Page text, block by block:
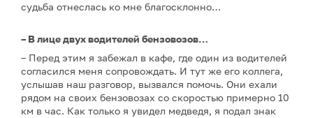
судьба отнеслась ко мне благосклонно…
– В лице двух водителей бензовозов…
– Перед этим я забежал в кафе, где один из водителей
согласился меня сопровождать. И тут же его коллега,
услышав наш разговор, вызвался помочь. Они ехали
рядом на своих бензовозах со скоростью примерно 10
км в час. Как только я увидел медведя, я подал знак